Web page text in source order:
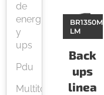
de
energía
y
ups
Pdu
Multitomas
Back
ups
linea
LM